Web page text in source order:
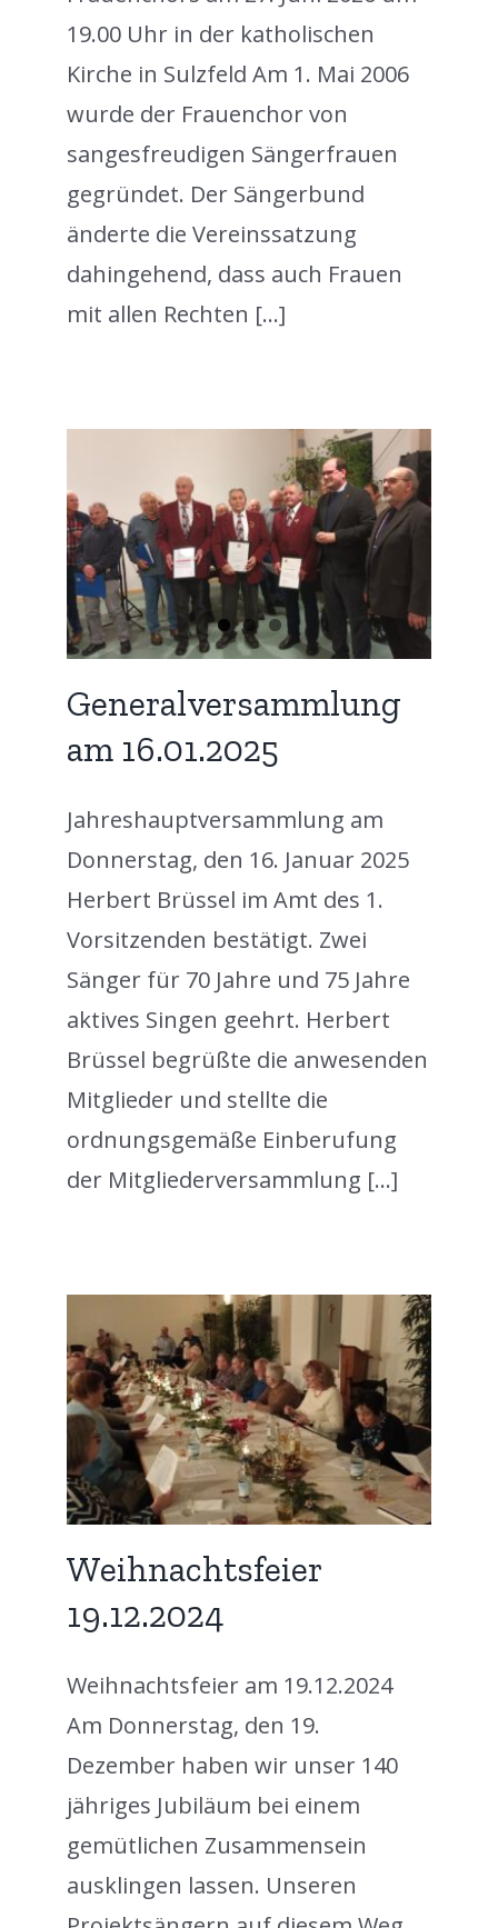
19.00 Uhr in der katholischen
Kirche in Sulzfeld Am 1. Mai 2006
wurde der Frauenchor von
sangesfreudigen Sängerfrauen
gegründet. Der Sängerbund
änderte die Vereinssatzung
dahingehend, dass auch Frauen
mit allen Rechten [...]
Generalversammlung
am 16.01.2025
Jahreshauptversammlung am
Donnerstag, den 16. Januar 2025
Herbert Brüssel im Amt des 1.
Vorsitzenden bestätigt. Zwei
Sänger für 70 Jahre und 75 Jahre
aktives Singen geehrt. Herbert
Brüssel begrüßte die anwesenden
Mitglieder und stellte die
ordnungsgemäße Einberufung
der Mitgliederversammlung [...]
Weihnachtsfeier
19.12.2024
Weihnachtsfeier am 19.12.2024
Am Donnerstag, den 19.
Dezember haben wir unser 140
jähriges Jubiläum bei einem
gemütlichen Zusammensein
ausklingen lassen. Unseren